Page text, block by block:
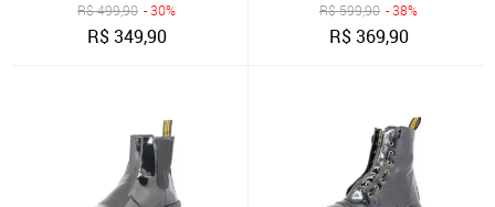
R$499,90 - 30%
R$349,90
R$599,90 - 38%
R$369,90